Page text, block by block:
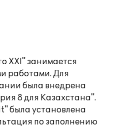
XXI" занимается
работами. Для
была внедрена
8 для Казахстана".
была установлена
по заполнению